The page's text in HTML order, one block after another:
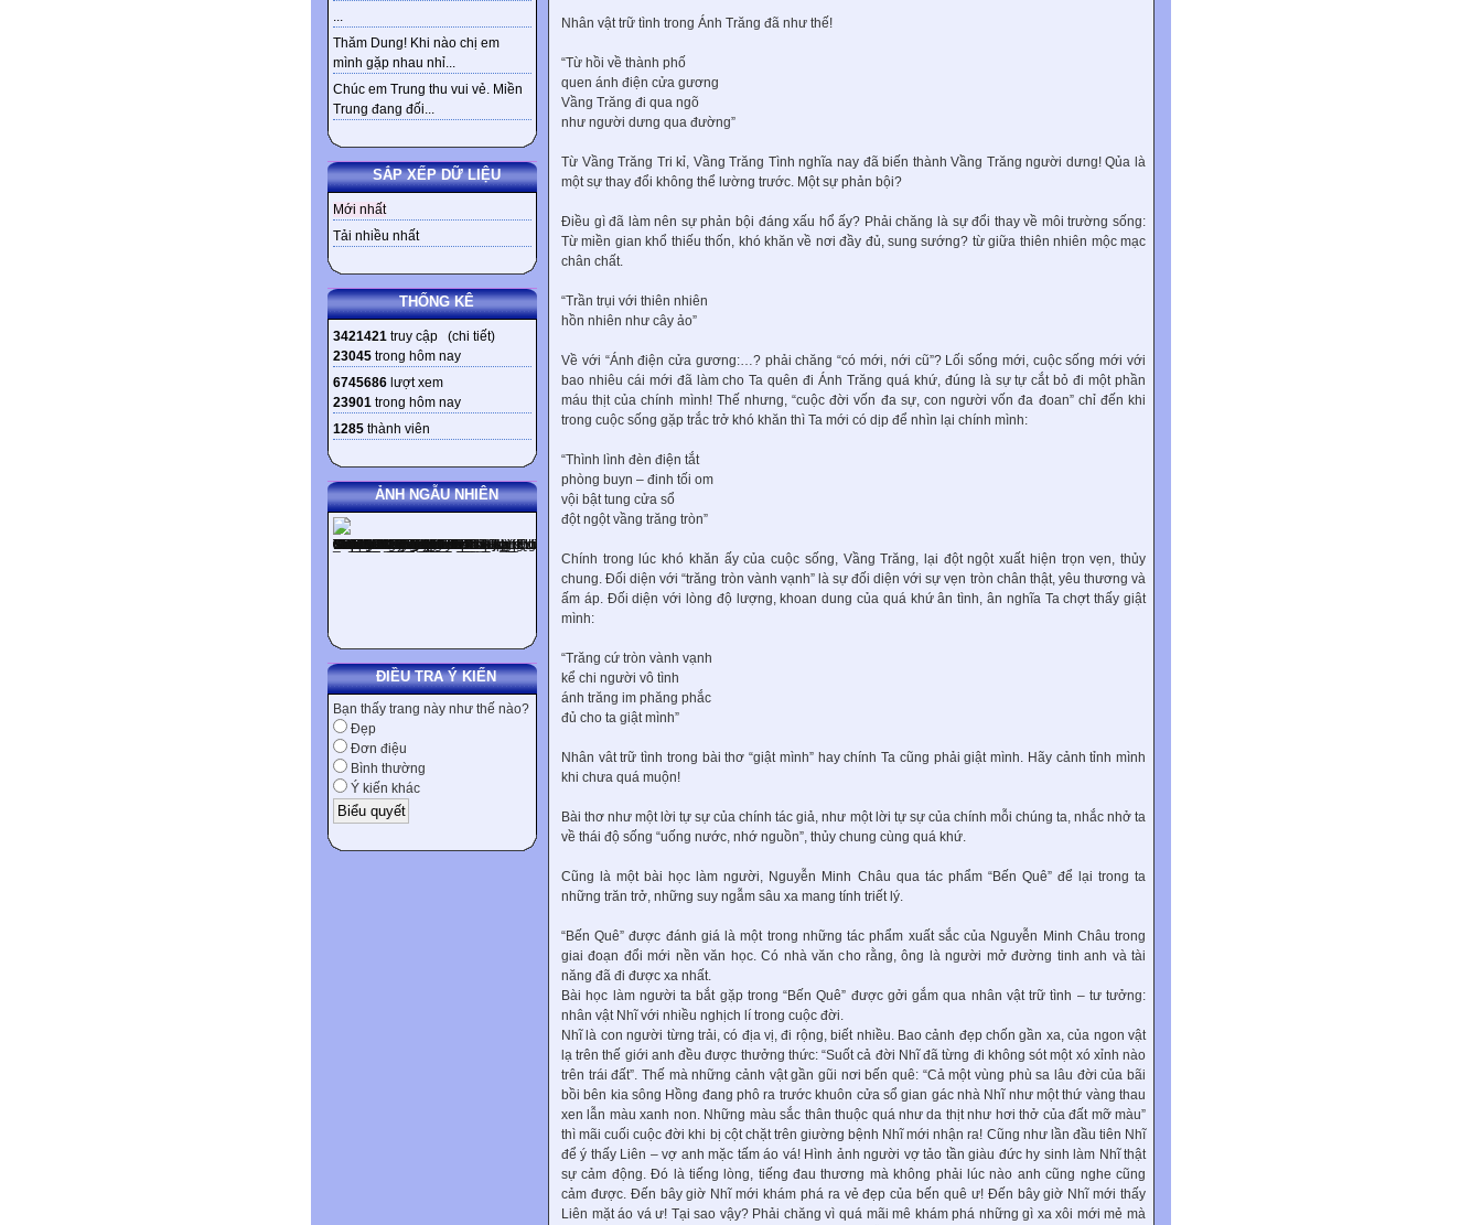
...
Thăm Dung! Khi nào chị em
mình gặp nhau nhỉ...
Chúc em Trung thu vui vẻ. Miền
Trung đang đối...
SẮP XẾP DỮ LIỆU
Mới nhất
Tải nhiều nhất
THỐNG KÊ
3421421 truy cập (chi tiết)
23045 trong hôm nay
6745686 lượt xem
23901 trong hôm nay
1285 thành viên
ẢNH NGẪU NHIÊN
ĐIỀU TRA Ý KIẾN
Bạn thấy trang này như thế nào?
Đẹp
Đơn điệu
Bình thường
Ý kiến khác
Nhân vật trữ tình trong Ánh Trăng đã như thế!
“Từ hồi về thành phố
quen ánh điện cửa gương
Vầng Trăng đi qua ngõ
như người dưng qua đường”
Từ Vầng Trăng Tri kỉ, Vầng Trăng Tình nghĩa nay đã biến thành Vầng Trăng người dưng! Qủa là
một sự thay đổi không thể lường trước. Một sự phản bội?
Điều gì đã làm nên sự phản bội đáng xấu hổ ấy? Phải chăng là sự đổi thay về môi trường sống:
Từ miền gian khổ thiếu thốn, khó khăn về nơi đầy đủ, sung sướng? từ giữa thiên nhiên mộc mạc
chân chất.
“Trần trụi với thiên nhiên
hồn nhiên như cây ảo”
Về với “Ánh điện cửa gương:…? phải chăng “có mới, nới cũ”? Lối sống mới, cuộc sống mới với
bao nhiêu cái mới đã làm cho Ta quên đi Ánh Trăng quá khứ, đúng là sự tự cắt bỏ đi một phần
máu thịt của chính mình! Thế nhưng, “cuộc đời vốn đa sự, con người vốn đa đoan” chỉ đến khi
trong cuộc sống gặp trắc trở khó khăn thì Ta mới có dịp để nhìn lại chính mình:
“Thình lình đèn điện tắt
phòng buyn – đinh tối om
vội bật tung cửa sổ
đột ngột vầng trăng tròn”
Chính trong lúc khó khăn ấy của cuộc sống, Vầng Trăng, lại đột ngột xuất hiện trọn vẹn, thủy
chung. Đối diện với “trăng tròn vành vạnh” là sự đối diện với sự vẹn tròn chân thật, yêu thương và
ấm áp. Đối diện với lòng độ lượng, khoan dung của quá khứ ân tình, ân nghĩa Ta chợt thấy giật
mình:
“Trăng cứ tròn vành vạnh
kể chi người vô tình
ánh trăng im phăng phắc
đủ cho ta giật mình”
Nhân vât trữ tình trong bài thơ “giật mình” hay chính Ta cũng phải giật mình. Hãy cảnh tỉnh mình
khi chưa quá muộn!
Bài thơ như một lời tự sự của chính tác giả, như một lời tự sự của chính mỗi chúng ta, nhắc nhở ta
về thái độ sống “uống nước, nhớ nguồn”, thủy chung cùng quá khứ.
Cũng là một bài học làm người, Nguyễn Minh Châu qua tác phẩm “Bến Quê” để lại trong ta
những trăn trở, những suy ngẫm sâu xa mang tính triết lý.
“Bến Quê” được đánh giá là một trong những tác phẩm xuất sắc của Nguyễn Minh Châu trong
giai đoạn đổi mới nền văn học. Có nhà văn cho rằng, ông là người mở đường tinh anh và tài
năng đã đi được xa nhất.
Bài học làm người ta bắt gặp trong “Bến Quê” được gởi gắm qua nhân vật trữ tình – tư tưởng:
nhân vật Nhĩ với nhiều nghịch lí trong cuộc đời.
Nhĩ là con người từng trải, có địa vị, đi rộng, biết nhiều. Bao cảnh đẹp chốn gần xa, của ngon vật
lạ trên thế giới anh đều được thưởng thức: “Suốt cả đời Nhĩ đã từng đi không sót một xó xỉnh nào
trên trái đất”. Thế mà những cảnh vật gần gũi nơi bến quê: “Cả một vùng phù sa lâu đời của bãi
bồi bên kia sông Hồng đang phô ra trước khuôn cửa sổ gian gác nhà Nhĩ như một thứ vàng thau
xen lẫn màu xanh non. Những màu sắc thân thuộc quá như da thịt như hơi thở của đất mỡ màu”
thì mãi cuối cuộc đời khi bị cột chặt trên giường bệnh Nhĩ mới nhận ra! Cũng như lần đầu tiên Nhĩ
để ý thấy Liên – vợ anh mặc tấm áo vá! Hình ảnh người vợ tảo tần giàu đức hy sinh làm Nhĩ thật
sự cảm động. Đó là tiếng lòng, tiếng đau thương mà không phải lúc nào anh cũng nghe cũng
cảm được. Đến bây giờ Nhĩ mới khám phá ra vẻ đẹp của bến quê ư! Đến bây giờ Nhĩ mới thấy
Liên mặt áo vá ư! Tại sao vậy? Phải chăng vì quá mãi mê khám phá những gì xa xôi mới mẻ mà